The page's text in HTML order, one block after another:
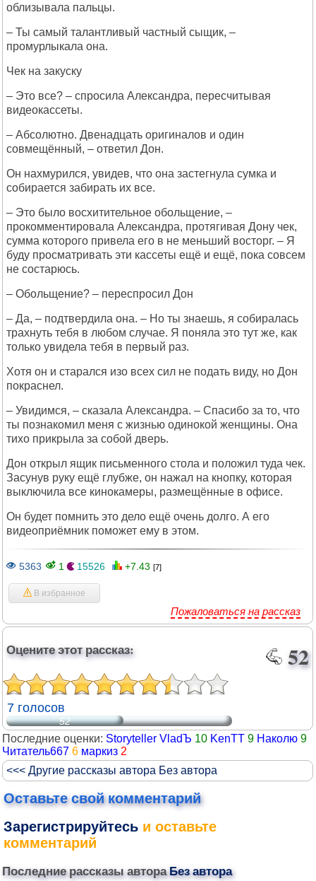
облизывала пальцы.
– Ты самый талантливый частный сыщик, –
промурлыкала она.
Чек на закуску
– Это все? – спросила Александра, пересчитывая
видеокассеты.
– Абсолютно. Двенадцать оригиналов и один
совмещённый, – ответил Дон.
Он нахмурился, увидев, что она застегнула сумка и
собирается забирать их все.
– Это было восхитительное обольщение, –
прокомментировала Александра, протягивая Дону чек,
сумма которого привела его в не меньший восторг. – Я
буду просматривать эти кассеты ещё и ещё, пока совсем
не состарюсь.
– Обольщение? – переспросил Дон
– Да, – подтвердила она. – Но ты знаешь, я собиралась
трахнуть тебя в любом случае. Я поняла это тут же, как
только увидела тебя в первый раз.
Хотя он и старался изо всех сил не подать виду, но Дон
покраснел.
– Увидимся, – сказала Александра. – Спасибо за то, что
ты познакомил меня с жизнью одинокой женщины. Она
тихо прикрыла за собой дверь.
Дон открыл ящик письменного стола и положил туда чек.
Засунув руку ещё глубже, он нажал на кнопку, которая
выключила все кинокамеры, размещённые в офисе.
Он будет помнить это дело ещё очень долго. А его
видеоприёмник поможет ему в этом.
5363 1 15526 +7.43 [7]
В избранное
Пожаловаться на рассказ
Оцените этот рассказ: 52
7 голосов
52
Последние оценки: Storyteller VladЪ 10 KenTT 9 Наколю 9
Читатель667 6 маркиз 2
<<< Другие рассказы автора Без автора
Оставьте свой комментарий
Зарегистрируйтесь и оставьте
комментарий
Последние рассказы автораБез автора